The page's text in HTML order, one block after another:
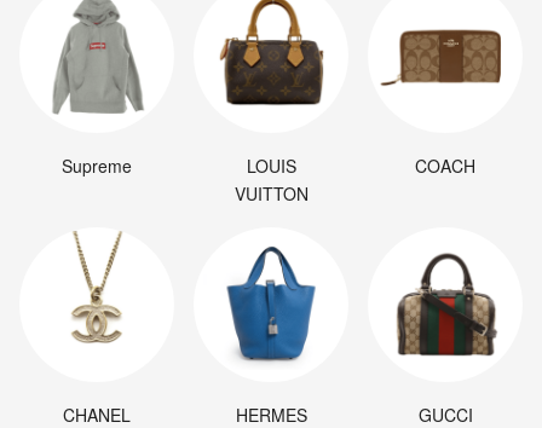
Supreme
LOUIS
VUITTON
COACH
CHANEL HERMES GUCCI